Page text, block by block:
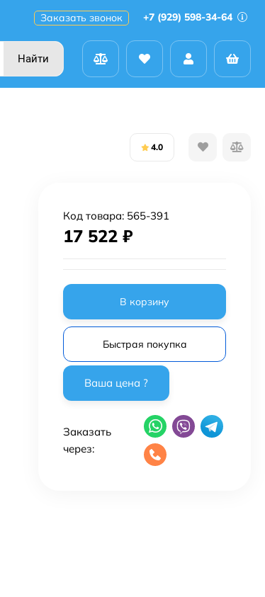
Заказать звонок +7 (929) 598-34-64
Найти
4.0
Код товара: 565-391
17 522 ₽
В корзину
Быстрая покупка
Заказать
через: